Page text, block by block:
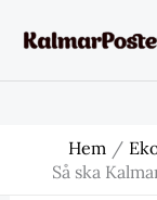
Hem
Så ska